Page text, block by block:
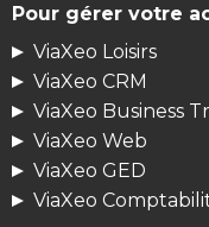
Pour gérer votre
ViaXeo Loisirs
ViaXeo CRM
ViaXeo Business
ViaXeo Web
ViaXeo GED
ViaXeo